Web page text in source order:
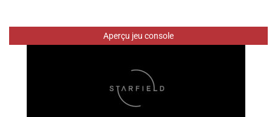
Aperçu jeu console